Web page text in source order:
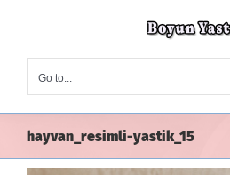
Go to...
hayvan_resimli-yastik_15